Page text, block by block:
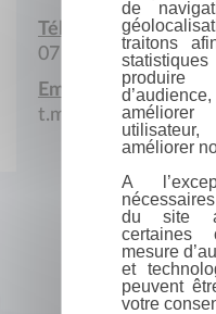
Téléphone portable :
07 82 41 45 98
Email :
t.morgan@orange.fr
de
traitons
améliorer
A
du site
mesure
et
peuvent
votre